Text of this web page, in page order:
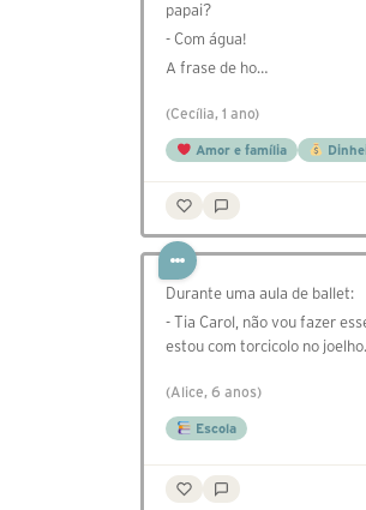
papai?
- Com água!
A frase de ho…
(Cecília, 1 ano)
Amor e família
Durante uma aula de ballet:
- Tia Carol, não vou fazer
estou com torcicolo no joelho.
(Alice, 6 anos)
Escola